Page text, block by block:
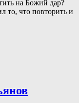
на Божий дар?
то, что повторить и